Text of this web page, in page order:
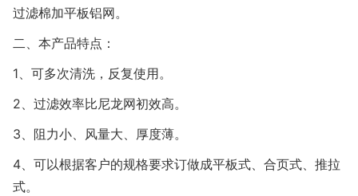
过滤棉加平板铝网。
二、本产品特点：
1、可多次清洗，反复使用。
2、过滤效率比尼龙网初效高。
3、阻力小、风量大、厚度薄。
4、可以根据客户的规格要求订做成平板式、合页式、推拉
式。